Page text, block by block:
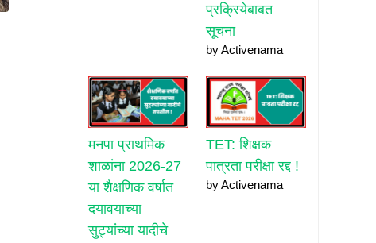
प्रक्रियेबाबत
सूचना
by Activenama
मनपा प्राथमिक
शाळांना 2026-27
या शैक्षणिक वर्षात
दयावयाच्या
सुट्यांच्या यादीचे
TET: शिक्षक
पात्रता परीक्षा रद्द !
by Activenama